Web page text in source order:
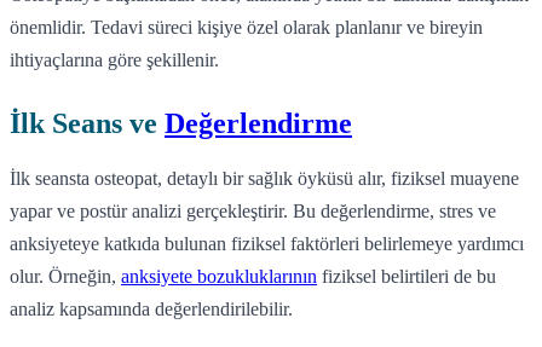
önemlidir. Tedavi süreci kişiye özel olarak planlanır ve bireyin
ihtiyaçlarına göre şekillenir.
İlk Seans ve Değerlendirme
İlk seansta osteopat, detaylı bir sağlık öyküsü alır, fiziksel muayene
yapar ve postür analizi gerçekleştirir. Bu değerlendirme, stres ve
anksiyeteye katkıda bulunan fiziksel faktörleri belirlemeye yardımcı
olur. Örneğin, anksiyete bozukluklarının fiziksel belirtileri de bu
analiz kapsamında değerlendirilebilir.